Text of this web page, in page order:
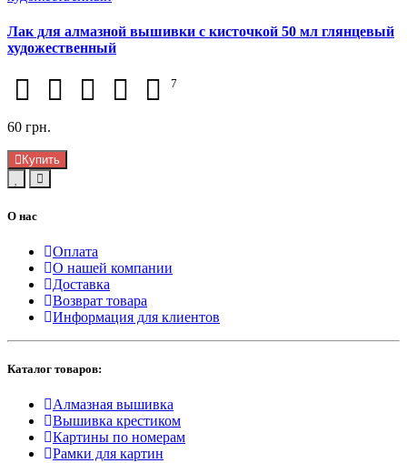
Лак для алмазной вышивки с кисточкой 50 мл глянцевый
художественный
7
60 грн.
Купить
О нас
Оплата
О нашей компании
Доставка
Возврат товара
Информация для клиентов
Каталог товаров:
Алмазная вышивка
Вышивка крестиком
Картины по номерам
Рамки для картин